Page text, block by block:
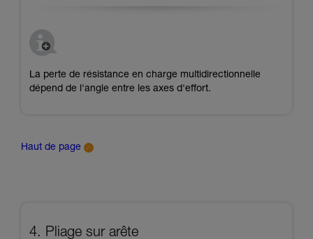
La perte de résistance en charge multidirectionnelle
dépend de l'angle entre les axes d'effort.
Haut de page
4. Pliage sur arête